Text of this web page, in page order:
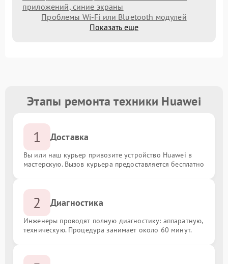
приложений, синие экраны
Проблемы Wi‑Fi или Bluetooth модулей
Показать еще
Этапы ремонта техники Huawei
1 Доставка
Вы или наш курьер привозите устройство Huawei в
мастерскую. Вызов курьера предоставляется бесплатно
2 Диагностика
Инженеры проводят полную диагностику: аппаратную,
техническую. Процедура занимает около 60 минут.